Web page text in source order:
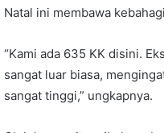
Natal ini membawa
“Kami ada 635 KK disini.
sangat luar biasa,
sangat tinggi,” ungkapnya.